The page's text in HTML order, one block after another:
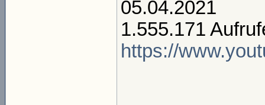
05.04.2021
1.555.171
https://